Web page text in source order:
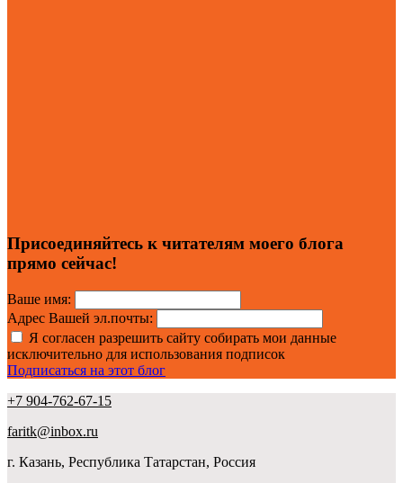
Присоединяйтесь к читателям моего блога
прямо сейчас!
Ваше имя:
Адрес Вашей эл.почты:
Я согласен разрешить сайту собирать мои данные
исключительно для использования подписок
Подписаться на этот блог
+7 904-762-67-15
faritk@inbox.ru
г. Казань, Республика Татарстан, Россия